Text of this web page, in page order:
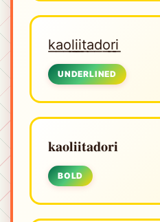
k͟a͟o͟l͟i͟i͟t͟a͟d͟o͟r͟i͟
UNDERLINED
𝐤𝐚𝐨𝐥𝐢𝐢𝐭𝐚𝐝𝐨𝐫𝐢
BOLD